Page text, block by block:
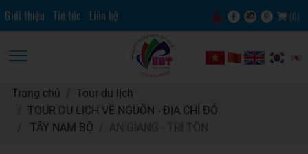
Giới thiệu Tin tức Liên hệ (0)
Trang chủ
Tour du lịch
TOUR DU LỊCH VỀ NGUỒN - ĐỊA CHỈ ĐỎ
TÂY NAM BỘ
AN GIANG - TRI TÔN